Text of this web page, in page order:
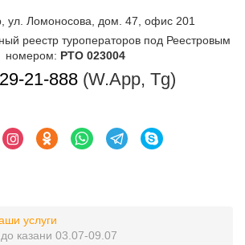
ул. Ломоносова, дом. 47, офис 201
реестр туроператоров под Реестровым
номером: РТО 023004
21-888 (W.App, Tg)
услуги
казани 03.07-09.07